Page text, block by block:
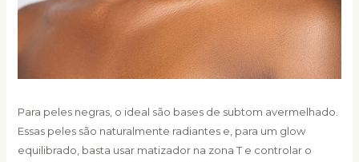
Para peles negras, o ideal são bases de subtom avermelhado.
Essas peles são naturalmente radiantes e, para um glow
equilibrado, basta usar matizador na zona T e controlar o